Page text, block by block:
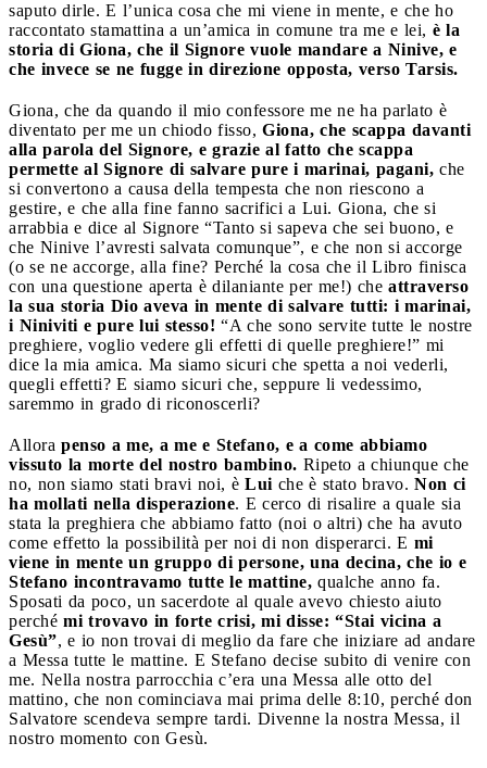
saputo dirle. E l’unica cosa che mi viene in mente, e che ho
raccontato stamattina a un’amica in comune tra me e lei, è la
storia di Giona, che il Signore vuole mandare a Ninive, e
che invece se ne fugge in direzione opposta, verso Tarsis.
Giona, che da quando il mio confessore me ne ha parlato è
diventato per me un chiodo fisso, Giona, che scappa davanti
alla parola del Signore, e grazie al fatto che scappa
permette al Signore di salvare pure i marinai, pagani, che
si convertono a causa della tempesta che non riescono a
gestire, e che alla fine fanno sacrifici a Lui. Giona, che si
arrabbia e dice al Signore “Tanto si sapeva che sei buono, e
che Ninive l’avresti salvata comunque”, e che non si accorge
(o se ne accorge, alla fine? Perché la cosa che il Libro finisca
con una questione aperta è dilaniante per me!) che attraverso
la sua storia Dio aveva in mente di salvare tutti: i marinai,
i Niniviti e pure lui stesso! “A che sono servite tutte le nostre
preghiere, voglio vedere gli effetti di quelle preghiere!” mi
dice la mia amica. Ma siamo sicuri che spetta a noi vederli,
quegli effetti? E siamo sicuri che, seppure li vedessimo,
saremmo in grado di riconoscerli?
Allora penso a me, a me e Stefano, e a come abbiamo
vissuto la morte del nostro bambino. Ripeto a chiunque che
no, non siamo stati bravi noi, è Lui che è stato bravo. Non ci
ha mollati nella disperazione. E cerco di risalire a quale sia
stata la preghiera che abbiamo fatto (noi o altri) che ha avuto
come effetto la possibilità per noi di non disperarci. E mi
viene in mente un gruppo di persone, una decina, che io e
Stefano incontravamo tutte le mattine, qualche anno fa.
Sposati da poco, un sacerdote al quale avevo chiesto aiuto
perché mi trovavo in forte crisi, mi disse: “Stai vicina a
Gesù”, e io non trovai di meglio da fare che iniziare ad andare
a Messa tutte le mattine. E Stefano decise subito di venire con
me. Nella nostra parrocchia c’era una Messa alle otto del
mattino, che non cominciava mai prima delle 8:10, perché don
Salvatore scendeva sempre tardi. Divenne la nostra Messa, il
nostro momento con Gesù.